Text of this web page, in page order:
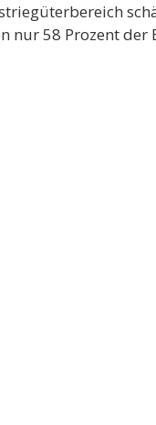
nur 58 Prozent der